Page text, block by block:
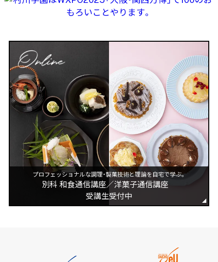
プロフェッショナルな調理・製菓技術と理論を自宅で学ぶ。
別科 和食通信講座／洋菓子通信講座
受講生受付中